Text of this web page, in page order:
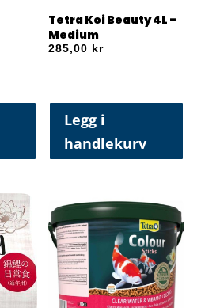
Tetra Koi Beauty 4L –
Medium
285,00 kr
Legg i
handlekurv